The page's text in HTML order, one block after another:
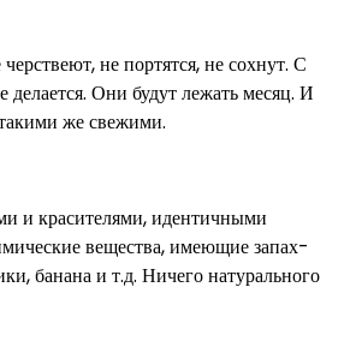
не портятся, не сохнут. С
Они будут лежать месяц. И
же свежими.
и красителями, идентичными
вещества, имеющие запах-
банана и т.д. Ничего натурального